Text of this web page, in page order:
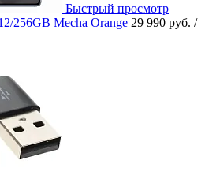
Быстрый просмотр
256GB Mecha Orange 29 990 руб. /